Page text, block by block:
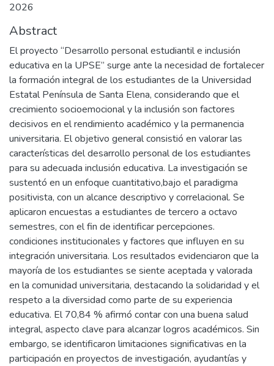
2026
Abstract
El proyecto “Desarrollo personal estudiantil e inclusión
educativa en la UPSE” surge ante la necesidad de fortalecer
la formación integral de los estudiantes de la Universidad
Estatal Península de Santa Elena, considerando que el
crecimiento socioemocional y la inclusión son factores
decisivos en el rendimiento académico y la permanencia
universitaria. El objetivo general consistió en valorar las
características del desarrollo personal de los estudiantes
para su adecuada inclusión educativa. La investigación se
sustentó en un enfoque cuantitativo,bajo el paradigma
positivista, con un alcance descriptivo y correlacional. Se
aplicaron encuestas a estudiantes de tercero a octavo
semestres, con el fin de identificar percepciones.
condiciones institucionales y factores que influyen en su
integración universitaria. Los resultados evidenciaron que la
mayoría de los estudiantes se siente aceptada y valorada
en la comunidad universitaria, destacando la solidaridad y el
respeto a la diversidad como parte de su experiencia
educativa. El 70,84 % afirmó contar con una buena salud
integral, aspecto clave para alcanzar logros académicos. Sin
embargo, se identificaron limitaciones significativas en la
participación en proyectos de investigación, ayudantías y